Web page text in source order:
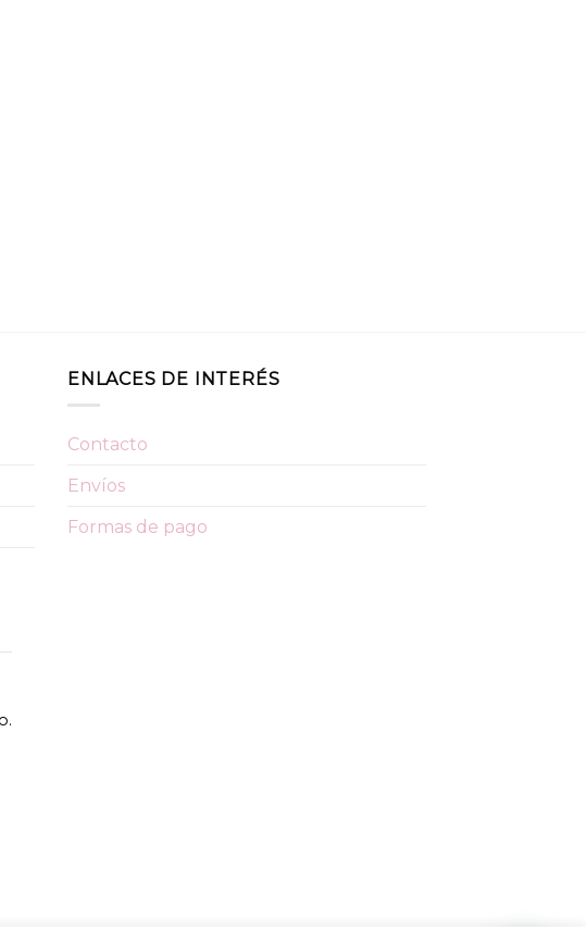
ENLACES DE INTERÉS
Contacto
Envíos
Formas de pago